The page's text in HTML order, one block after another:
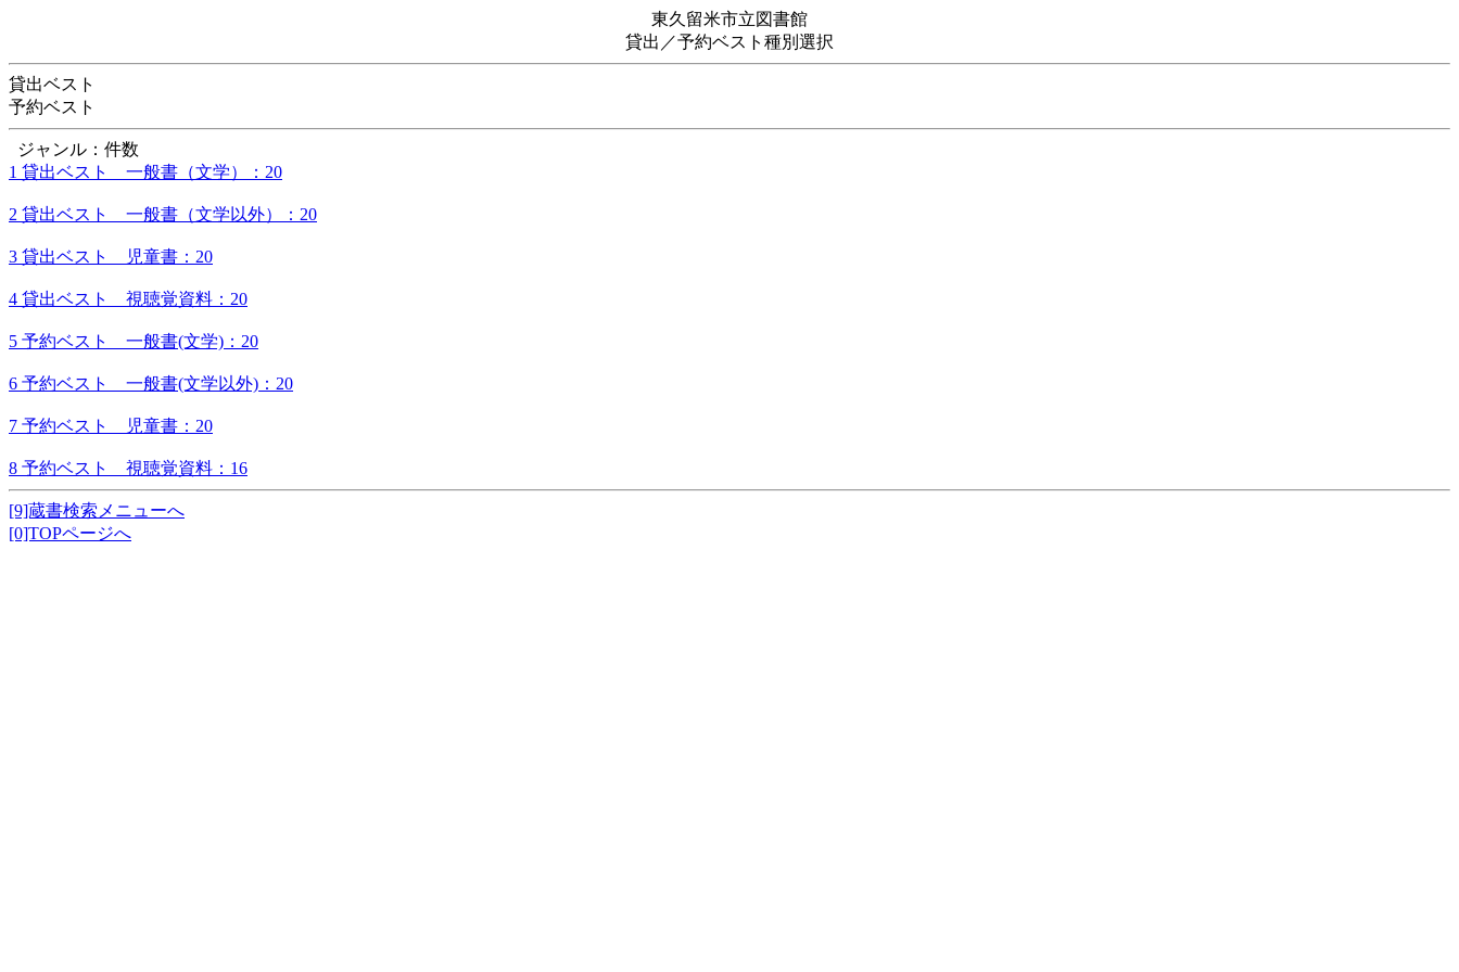
東久留米市立図書館
貸出／予約ベスト種別選択
貸出ベスト
予約ベスト
ジャンル：件数
1 貸出ベスト 一般書（文学）：20
2 貸出ベスト 一般書（文学以外）：20
3 貸出ベスト 児童書：20
4 貸出ベスト 視聴覚資料：20
5 予約ベスト 一般書(文学)：20
6 予約ベスト 一般書(文学以外)：20
7 予約ベスト 児童書：20
8 予約ベスト 視聴覚資料：16
[9]蔵書検索メニューへ
[0]TOPページへ